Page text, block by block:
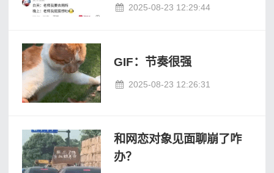
2025-08-23 12:29:44
GIF：节奏很强
2025-08-23 12:26:31
和网恋对象见面聊崩了咋
办？